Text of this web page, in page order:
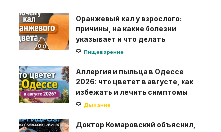
Оранжевый кал у взрослого:
причины, на какие болезни
указывает и что делать
Пищеварение
Аллергия и пыльца в Одессе
2026: что цветет в августе, как
избежать и лечить симптомы
Дыхание
Доктор Комаровский объяснил,